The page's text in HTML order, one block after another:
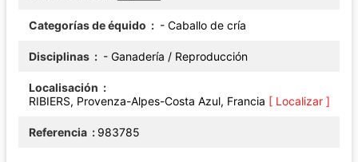
Categorías de équido - Caballo de cría
Disciplinas - Ganadería / Reproducción
Localisación
RIBIERS, Provenza-Alpes-Costa Azul, Francia [ Localizar ]
Referencia 983785